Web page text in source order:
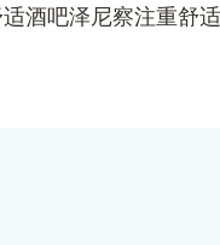
酒吧泽尼察注重舒